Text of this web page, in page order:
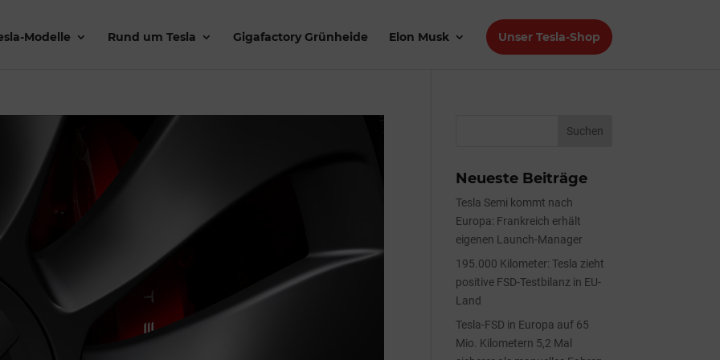
Modelle Rund um Tesla Gigafactory Grünheide Elon Musk Unser Tesla-Shop
Neueste Beiträge
Tesla Semi kommt nach
Europa: Frankreich erhält
eigenen Launch-Manager
195.000 Kilometer: Tesla zieht
positive FSD-Testbilanz in EU-
Land
Tesla-FSD in Europa auf 65
Mio. Kilometern 5,2 Mal